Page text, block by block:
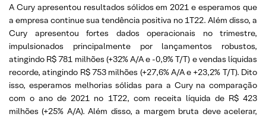
A Cury apresentou resultados sólidos em 2021 e esperamos que
a empresa continue sua tendência positiva no 1T22. Além disso, a
Cury apresentou fortes dados operacionais no trimestre,
impulsionados principalmente por lançamentos robustos,
atingindo R$ 781 milhões (+32% A/A e -0,9% T/T) e vendas líquidas
recorde, atingindo R$ 753 milhões (+27,6% A/A e +23,2% T/T). Dito
isso, esperamos melhorias sólidas para a Cury na comparação
com o ano de 2021 no 1T22, com receita líquida de R$ 423
milhões (+25% A/A). Além disso, a margem bruta deve acelerar,